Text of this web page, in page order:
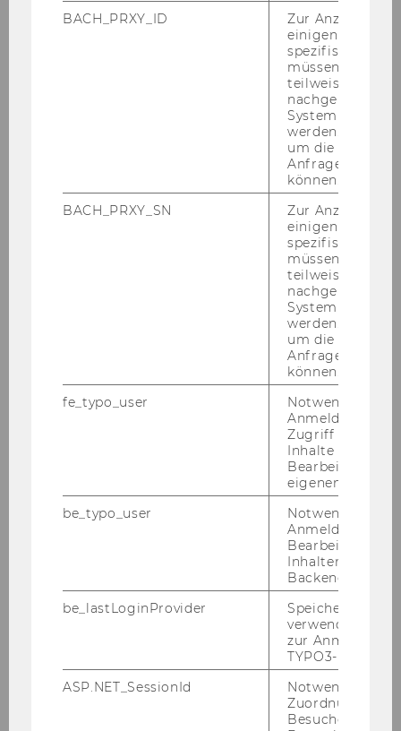
Exercises
Exercise No.3: Overtime Registration
Exercise No.4: Marketing Campaign
Exercise No.5: Creating an Invoice
Exercise No.8: Modifying Order Data
Exercise No.9: Posting Stock Withdrawal
Exercise No.10: Project Implementation
Exercise No. 11: Vendor Evaluation
Exercise No. 12: Signature Regulation
Exercise No. 13: Sales and Operations
Exercise No. 14: Production Planning
Exercise No. 16: Assigning Material Master
Records to Vendors
BACH_PRXY_ID
Zur Anzeige von
einigen WU-
spezifischen
müssen
teilweise von
nachgelagerten
System
werden.
um die Antwort
Anfrage
können.
BACH_PRXY_SN
Zur Anzeige von
einigen WU-
spezifischen
müssen
teilweise von
nachgelagerten
System
werden.
um die Antwort
Anfrage
können.
fe_typo_user
Notwendig für
Anmeldung und
Zugriff auf
Inhalte oder zur
Bearbeitung des
eigenen Profils.
be_typo_user
Notwendig für
Anmeldung und
Bearbeitung von
Inhalten im
Backend.
be_lastLoginProvider
Speichert die
verwendete
zur Anmeldung
TYPO3-Backend.
ASP.NET_SessionId
Notwendig, um
Zuordnung von
Besucher zu